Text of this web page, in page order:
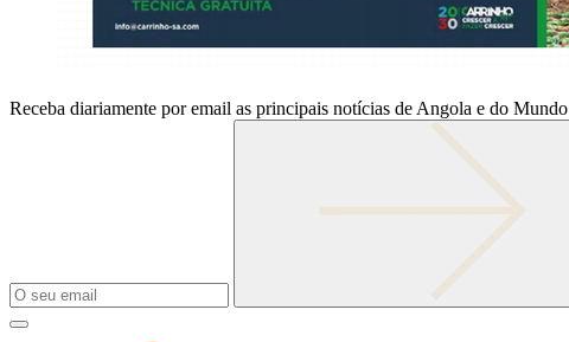
Receba diariamente por email as principais notícias de Angola e do Mundo